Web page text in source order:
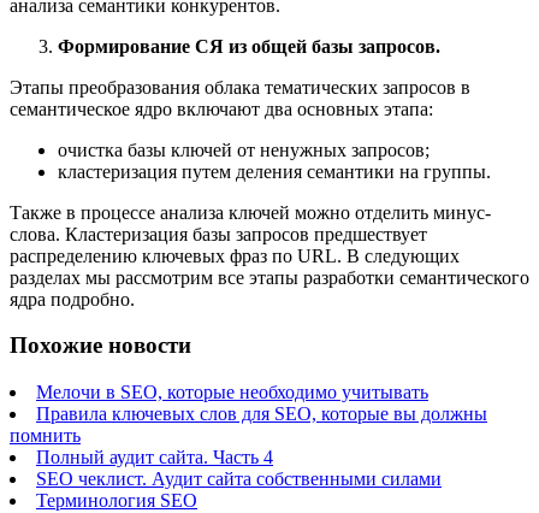
анализа семантики конкурентов.
Формирование СЯ из общей базы запросов.
Этапы преобразования облака тематических запросов в
семантическое ядро включают два основных этапа:
очистка базы ключей от ненужных запросов;
кластеризация путем деления семантики на группы.
Также в процессе анализа ключей можно отделить минус-
слова. Кластеризация базы запросов предшествует
распределению ключевых фраз по URL. В следующих
разделах мы рассмотрим все этапы разработки семантического
ядра подробно.
Похожие новости
Мелочи в SEO, которые необходимо учитывать
Правила ключевых слов для SEO, которые вы должны
помнить
Полный аудит сайта. Часть 4
SEO чеклист. Аудит сайта собственными силами
Терминология SEO